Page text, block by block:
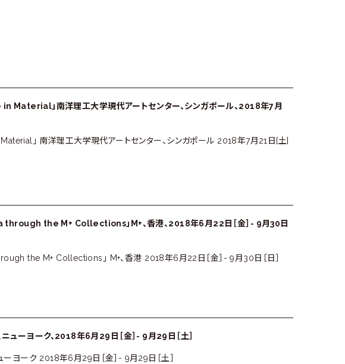
」南洋理工大学現代アートセンター、シンガポール、2018年7月
」 南洋理工大学現代アートセンター、シンガポール 2018年7月21日[土]
the M+ Collections」M+、香港、2018年6月22日［金］- 9月30日
the M+ Collections」 M+、香港 2018年6月22日［金］- 9月30日［日］
ーヨーク、2018年6月29日［金］- 9月29日［土］
ヨーク 2018年6月29日［金］- 9月29日［土］